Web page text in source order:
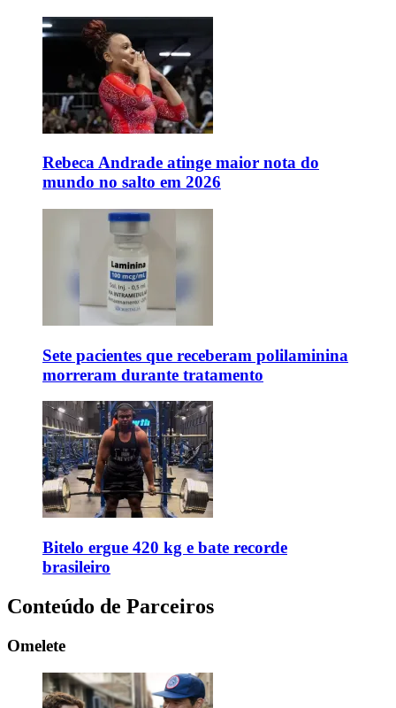
Rebeca Andrade atinge maior nota do
mundo no salto em 2026
Sete pacientes que receberam polilaminina
morreram durante tratamento
Bitelo ergue 420 kg e bate recorde
brasileiro
Conteúdo de Parceiros
Omelete